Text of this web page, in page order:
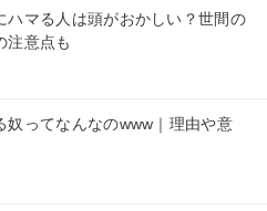
ハマる人は頭がおかしい？世間の
注意点も
奴ってなんなのwww｜理由や意